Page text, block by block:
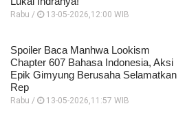
Rabu / 13-05-2026,12:00 WIB
Spoiler Baca Manhwa Lookism
Chapter 607 Bahasa Indonesia, Aksi
Epik Gimyung Berusaha Selamatkan
Rep
Rabu / 13-05-2026,11:57 WIB